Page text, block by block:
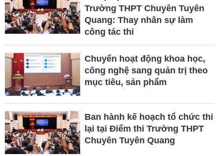
Trường THPT Chuyên Tuyên
Quang: Thay nhân sự làm
công tác thi
Chuyển hoạt động khoa học,
công nghệ sang quản trị theo
mục tiêu, sản phẩm
Ban hành kế hoạch tổ chức thi
lại tại Điểm thi Trường THPT
Chuyên Tuyên Quang